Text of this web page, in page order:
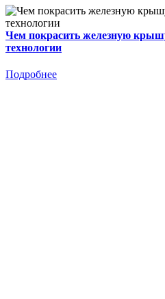
Чем покрасить железную
технологии
Подробнее